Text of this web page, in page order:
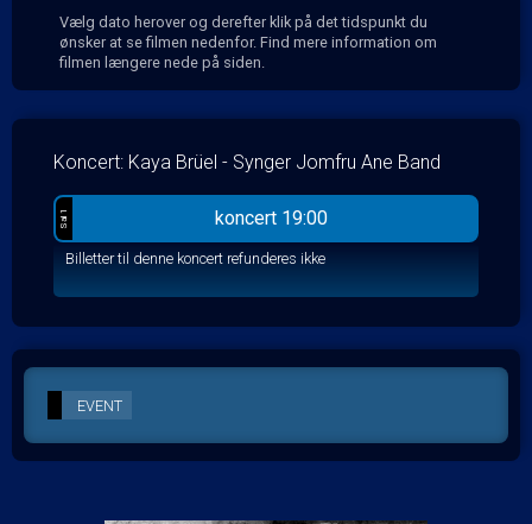
Vælg dato herover og derefter klik på det tidspunkt du
ønsker at se filmen nedenfor. Find mere information om
filmen længere nede på siden.
Koncert: Kaya Brüel - Synger Jomfru Ane Band
Sal 1 koncert 19:00
Billetter til denne koncert refunderes ikke
EVENT